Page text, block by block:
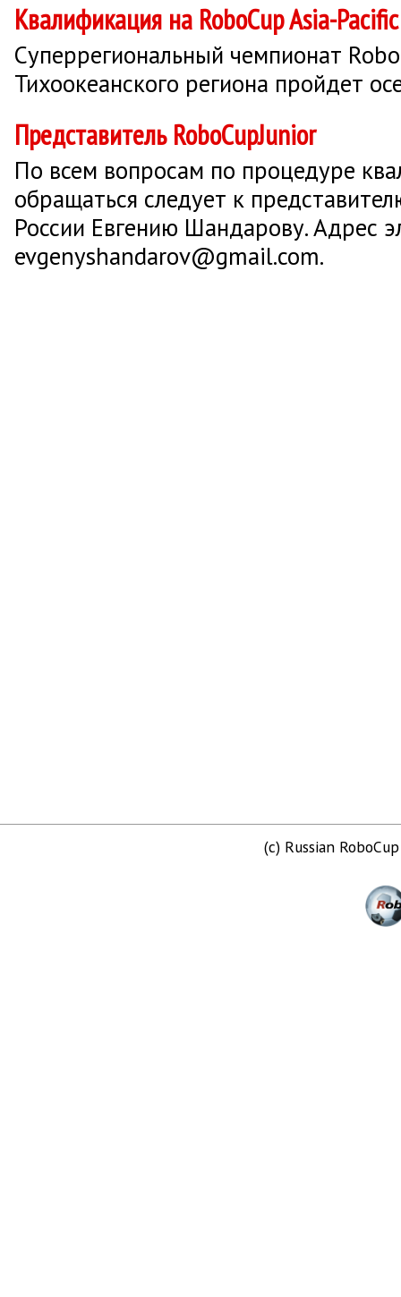
Квалификация на RoboCup Asia-
Суперрегиональный чемпионат
Тихоокеанского региона пройдет
Представитель RoboCupJunior
По всем вопросам по процедуре
обращаться следует к
России Евгению Шандарову. Адрес
evgenyshandarov@gmail.com.
(c) Russian